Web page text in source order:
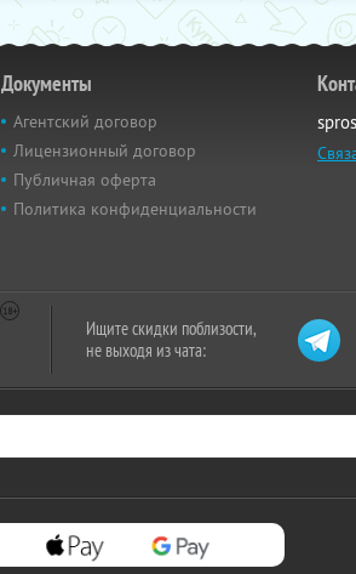
Документы
Агентский договор
Лицензионный договор
Публичная оферта
Политика конфиденциальности
Ищите скидки поблизости,
не выходя из чата: